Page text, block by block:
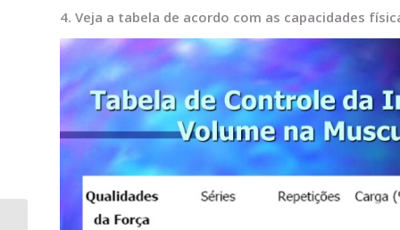
4. Veja a tabela de acordo com as capacidades
Personais da Laboral